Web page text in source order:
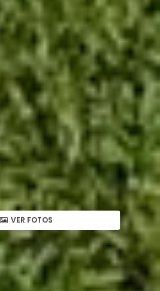
VER FOTOS